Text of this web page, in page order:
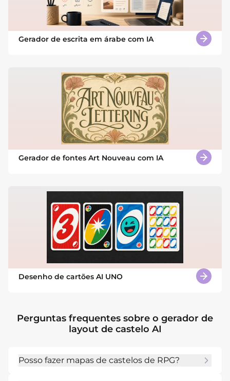
Gerador de escrita em árabe com IA
Gerador de fontes Art Nouveau com IA
Desenho de cartões AI UNO
Perguntas frequentes sobre o gerador de
layout de castelo AI
Posso fazer mapas de castelos de RPG?